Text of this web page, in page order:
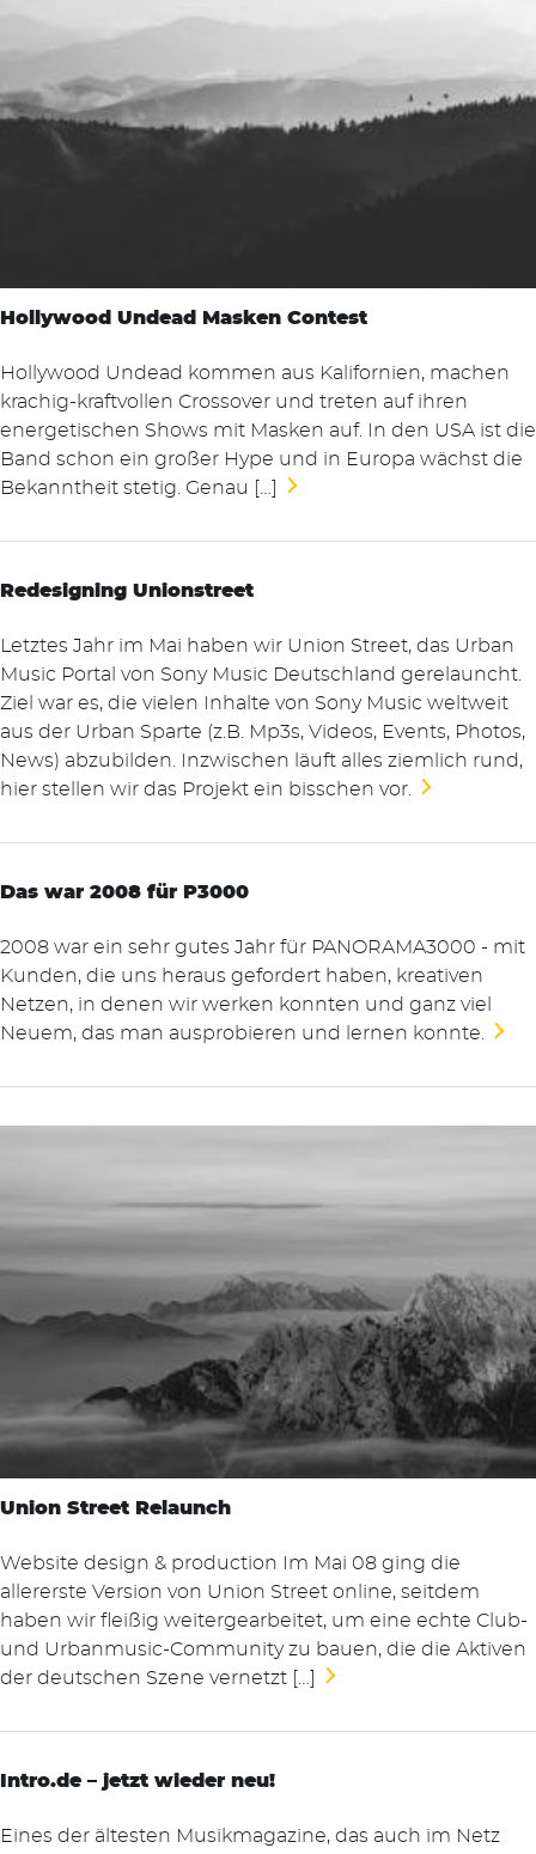
Hollywood Undead Masken Contest
Hollywood Undead kommen aus Kalifornien, machen
krachig-kraftvollen Crossover und treten auf ihren
energetischen Shows mit Masken auf. In den USA ist die
Band schon ein großer Hype und in Europa wächst die
Bekanntheit stetig. Genau […]
Redesigning Unionstreet
Letztes Jahr im Mai haben wir Union Street, das Urban
Music Portal von Sony Music Deutschland gerelauncht.
Ziel war es, die vielen Inhalte von Sony Music weltweit
aus der Urban Sparte (z.B. Mp3s, Videos, Events, Photos,
News) abzubilden. Inzwischen läuft alles ziemlich rund,
hier stellen wir das Projekt ein bisschen vor.
Das war 2008 für P3000
2008 war ein sehr gutes Jahr für PANORAMA3000 - mit
Kunden, die uns heraus gefordert haben, kreativen
Netzen, in denen wir werken konnten und ganz viel
Neuem, das man ausprobieren und lernen konnte.
Union Street Relaunch
Website design & production Im Mai 08 ging die
allererste Version von Union Street online, seitdem
haben wir fleißig weitergearbeitet, um eine echte Club-
und Urbanmusic-Community zu bauen, die die Aktiven
der deutschen Szene vernetzt […]
Intro.de – jetzt wieder neu!
Eines der ältesten Musikmagazine, das auch im Netz